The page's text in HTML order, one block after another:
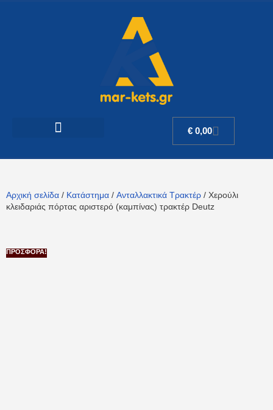
€ 0,00
Αρχική σελίδα / Κατάστημα / Ανταλλακτικά Τρακτέρ / Χερούλι
κλειδαριάς πόρτας αριστερό (καμπίνας) τρακτέρ Deutz
ΠΡΟΣΦΟΡΆ!